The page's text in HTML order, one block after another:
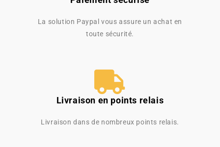
La solution Paypal vous assure un achat en
toute sécurité.
Livraison en points relais
Livraison dans de nombreux points relais.